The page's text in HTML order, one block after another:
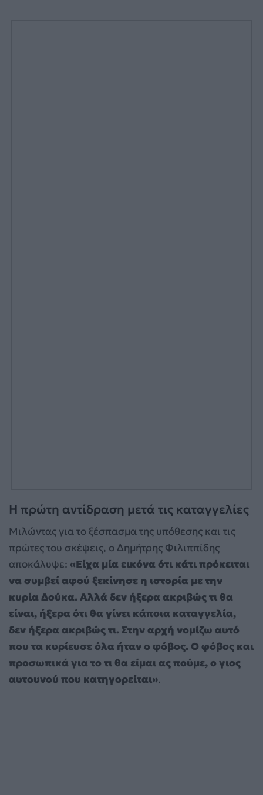
Η πρώτη αντίδραση μετά τις καταγγελίες
Μιλώντας για το ξέσπασμα της υπόθεσης και τις
πρώτες του σκέψεις, ο Δημήτρης Φιλιππίδης
αποκάλυψε: «Είχα μία εικόνα ότι κάτι πρόκειται
να συμβεί αφού ξεκίνησε η ιστορία με την
κυρία Δούκα. Αλλά δεν ήξερα ακριβώς τι θα
είναι, ήξερα ότι θα γίνει κάποια καταγγελία,
δεν ήξερα ακριβώς τι. Στην αρχή νομίζω αυτό
που τα κυρίευσε όλα ήταν ο φόβος. Ο φόβος και
προσωπικά για το τι θα είμαι ας πούμε, ο γιος
αυτουνού που κατηγορείται».